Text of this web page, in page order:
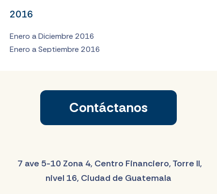
2016
Enero a Diciembre 2016
Enero a Septiembre 2016
Enero a Diciembre 2015
Enero a Marzo 2015
Contáctanos
7 ave 5-10 Zona 4, Centro Financiero, Torre II,
nivel 16, Ciudad de Guatemala